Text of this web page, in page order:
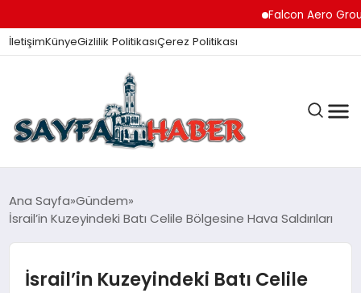
Falcon Aero Group,
İletişimKünyeGizlilik PolitikasıÇerez Politikası
ANA SAYFA
Ana Sayfa Gündem
İsrail’in Kuzeyindeki Batı Celile Bölgesine Hava Saldırıları
İsrail’in Kuzeyindeki Batı Celile